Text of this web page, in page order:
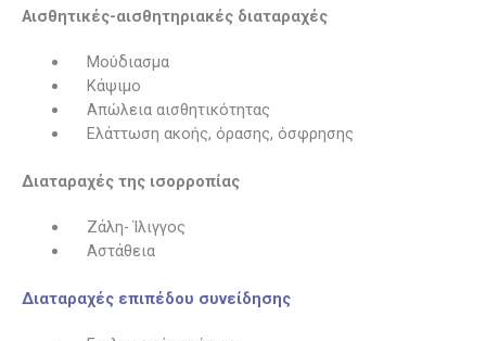
Αισθητικές-αισθητηριακές διαταραχές
Μούδιασμα
Κάψιμο
Απώλεια αισθητικότητας
Ελάττωση ακοής, όρασης, όσφρησης
Διαταραχές της ισορροπίας
Ζάλη- Ίλιγγος
Αστάθεια
Διαταραχές επιπέδου συνείδησης